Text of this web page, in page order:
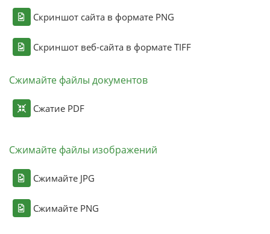
Скриншот сайта в формате PNG
Скриншот веб-сайта в формате TIFF
Сжимайте файлы документов
Сжатие PDF
Сжимайте файлы изображений
Сжимайте JPG
Сжимайте PNG